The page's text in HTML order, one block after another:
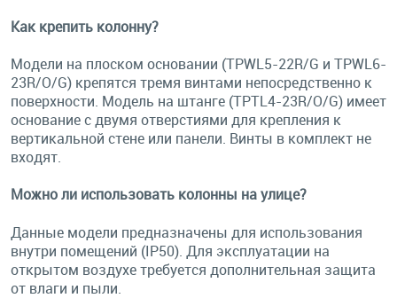
Как крепить колонну?
Модели на плоском основании (TPWL5-22R/G и TPWL6-
23R/O/G) крепятся тремя винтами непосредственно к
поверхности. Модель на штанге (TPTL4-23R/O/G) имеет
основание с двумя отверстиями для крепления к
вертикальной стене или панели. Винты в комплект не
входят.
Можно ли использовать колонны на улице?
Данные модели предназначены для использования
внутри помещений (IP50). Для эксплуатации на
открытом воздухе требуется дополнительная защита
от влаги и пыли.